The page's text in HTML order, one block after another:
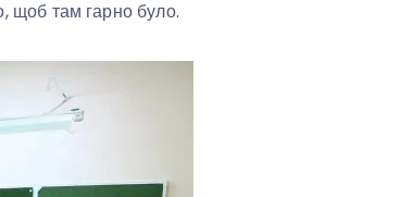
щоб там гарно було.